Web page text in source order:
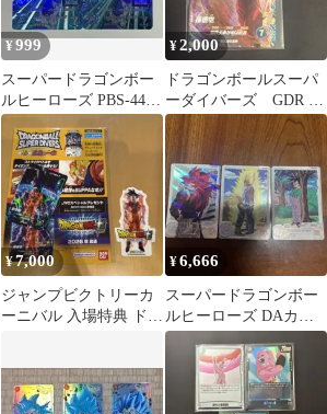
¥999
スーパードラゴンボー
ルヒーローズ PBS-44
ベジット 2枚
¥2,000
ドラゴンボールスーパ
ーダイバーズ GDR 孫
悟空 SDV6-072
¥7,000
ジャンプビクトリーカ
ーニバル 入場特典 ドラ
¥6,666
スーパードラゴンボー
ルヒーローズ DAカー
ド 3枚セット